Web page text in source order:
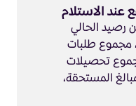
عند الاستلام
الحالي
مجموع طلبات
تحصيلات
المستحقة،